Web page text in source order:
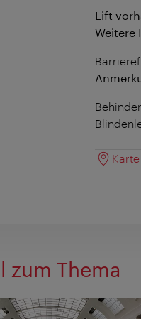
Lift
Weitere
Karte
zum Thema